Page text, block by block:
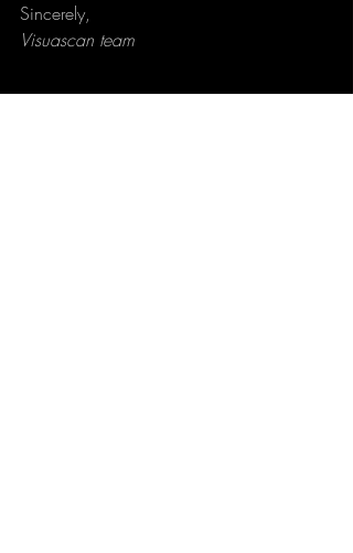
Sincerely,
Visuascan team